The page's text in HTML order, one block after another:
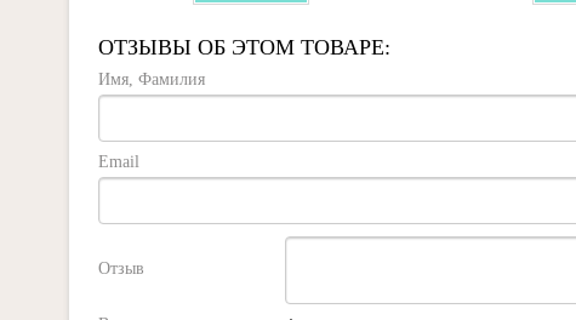
ОТЗЫВЫ ОБ ЭТОМ ТОВАРЕ:
Имя, Фамилия
Email
Отзыв